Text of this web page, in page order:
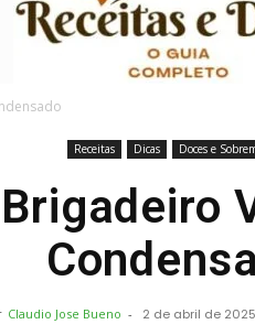
Receitas Dicas Doces e
Claudio Jose Bueno - 2 de abril de 2025